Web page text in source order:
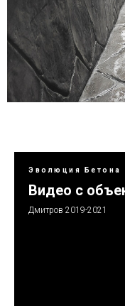
Эволюция Бетона
Видео с
Дмитров 2019-2021